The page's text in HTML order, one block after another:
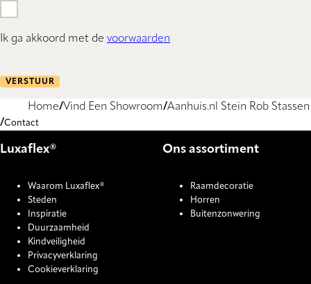
Ik ga akkoord met de voorwaarden
VERSTUUR
Home Vind Een Showroom Aanhuis.nl Stein Rob Stassen
Contact
Luxaflex®
Waarom Luxaflex®
Steden
Inspiratie
Duurzaamheid
Kindveiligheid
Privacyverklaring
Cookieverklaring
Ons assortiment
Raamdecoratie
Horren
Buitenzonwering